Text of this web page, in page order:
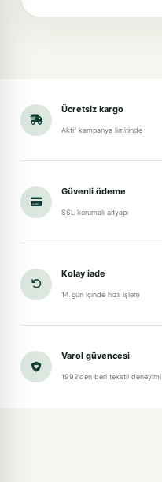
Ücretsiz kargo
Aktif kampanya limitinde
Güvenli ödeme
SSL korumalı altyapı
Kolay iade
14 gün içinde hızlı işlem
Varol güvencesi
1992'den beri tekstil deneyimi